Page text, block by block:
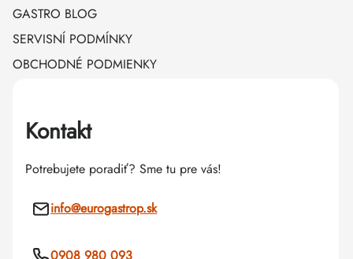
GASTRO BLOG
SERVISNÍ PODMÍNKY
OBCHODNÉ PODMIENKY
Kontakt
Potrebujete poradiť? Sme tu pre vás!
info@eurogastrop.sk